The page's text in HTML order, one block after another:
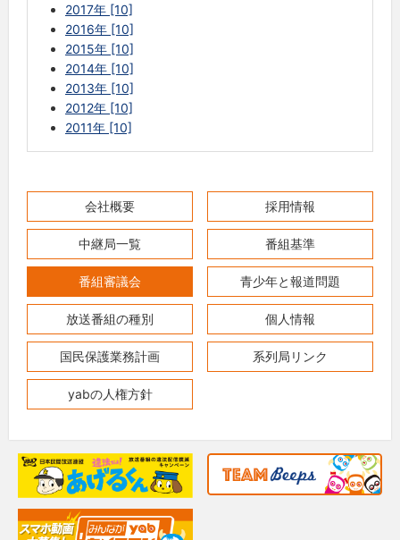
会社概要 採用情報
中継局一覧 番組基準
番組審議会 青少年と報道問題
放送番組の種別 個人情報
国民保護業務計画 系列局リンク
yabの人権方針
2017年 [10]
2016年 [10]
2015年 [10]
2014年 [10]
2013年 [10]
2012年 [10]
2011年 [10]